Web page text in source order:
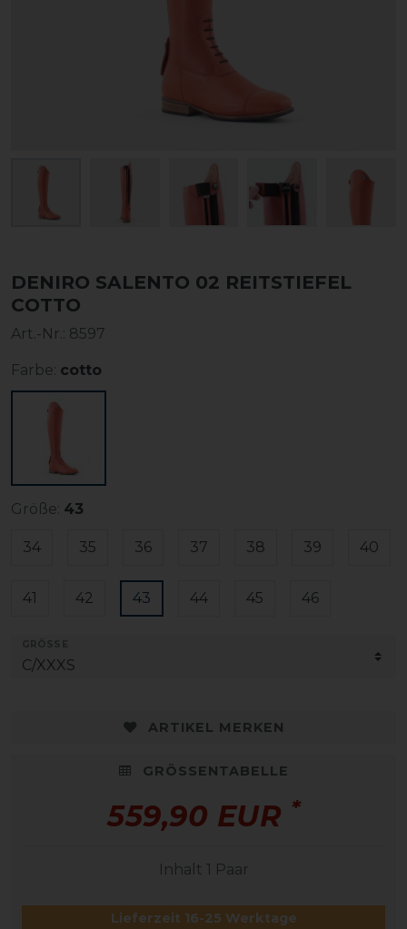
DENIRO SALENTO 02 REITSTIEFEL
COTTO
Art.-Nr.: 8597
Farbe: cotto
Größe: 43
34 35 36 37 38 39 40
41 42 43 44 45 46
ARTIKEL MERKEN
GRÖSSENTABELLE
559,90 EUR *
Inhalt 1 Paar
Lieferzeit 16-25 Werktage